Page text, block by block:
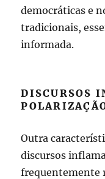
democráticas e
tradicionais,
informada.
DISCURSOS
Outra
discursos
frequentemente